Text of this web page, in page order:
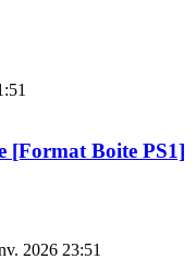
[Format Boite PS1]
2026 23:51